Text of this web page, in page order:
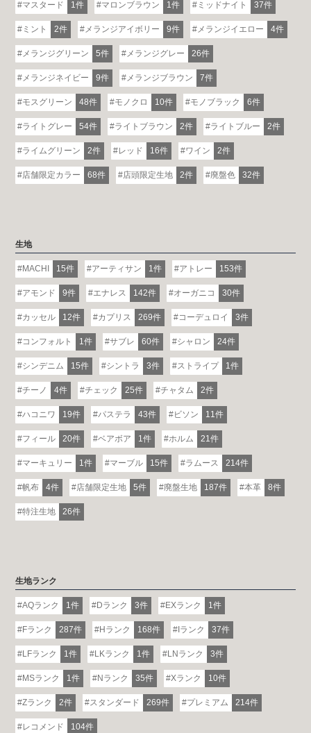
マスタード 1件 マロンブラウン 1件 ミッドナイト 37件
ミント 2件 メランジアイボリー 9件 メランジイエロー 4件
メランジグリーン 5件 メランジグレー 26件
メランジネイビー 9件 メランジブラウン 7件
モスグリーン 48件 モノクロ 10件 モノブラック 6件
ライトグレー 54件 ライトブラウン 2件 ライトブルー 2件
ライムグリーン 2件 レッド 16件 ワイン 2件
店舗限定カラー 68件 店頭限定生地 2件 廃盤色 32件
生地
MACHI 15件 アーティサン 1件 アトレー 153件
アモンド 9件 エナレス 142件 オーガニコ 30件
カッセル 12件 カプリス 269件 コーデュロイ 3件
コンフォルト 1件 サブレ 60件 シャロン 24件
シンデニム 15件 シントラ 3件 ストライプ 1件
チーノ 4件 チェック 25件 チャタム 2件
ハコニワ 19件 パステラ 43件 ビソン 11件
フィール 20件 ベアボア 1件 ホルム 21件
マーキュリー 1件 マーブル 15件 ラムース 214件
帆布 4件 店舗限定生地 5件 廃盤生地 187件 本革 8件
特注生地 26件
生地ランク
AQランク 1件 Dランク 3件 EXランク 1件
Fランク 287件 Hランク 168件 Iランク 37件
LFランク 1件 LKランク 1件 LNランク 3件
MSランク 1件 Nランク 35件 Xランク 10件
Zランク 2件 スタンダード 269件 プレミアム 214件
レコメンド 104件